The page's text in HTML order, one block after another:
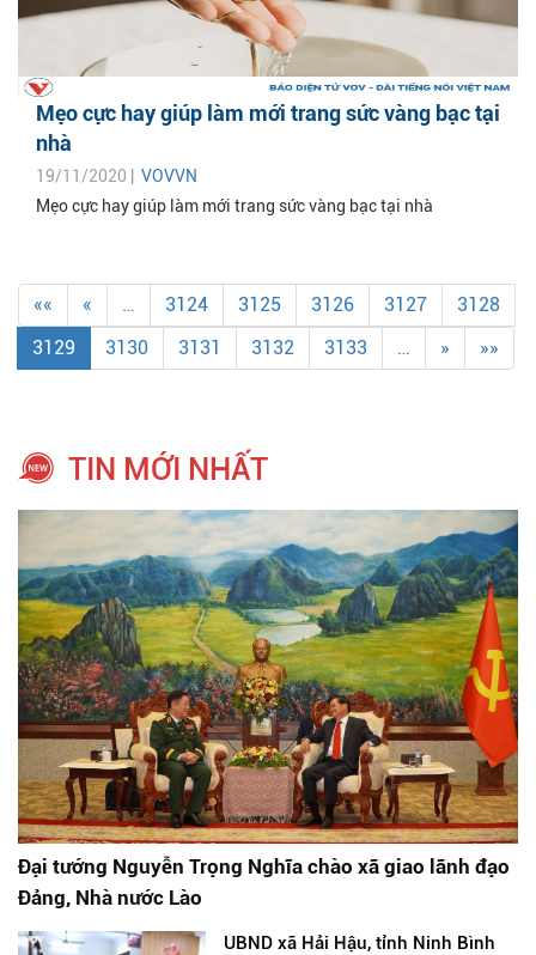
Mẹo cực hay giúp làm mới trang sức vàng bạc tại
nhà
19/11/2020 | VOVVN
Mẹo cực hay giúp làm mới trang sức vàng bạc tại nhà
«« « … 3124 3125 3126 3127
3128
3129
3130 3131 3132 3133 … » »»
TIN MỚI NHẤT
Đại tướng Nguyễn Trọng Nghĩa chào xã giao lãnh đạo
Đảng, Nhà nước Lào
UBND xã Hải Hậu, tỉnh Ninh Bình